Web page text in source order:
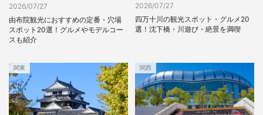
2026/07/27
由布院観光におすすめの定番・穴場
スポット20選！グルメやモデルコー
スも紹介
2026/07/27
四万十川の観光スポット・グルメ20
選！沈下橋・川遊び・絶景を満喫
関東 関西